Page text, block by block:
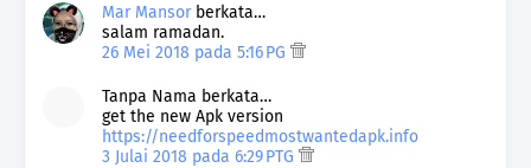
Mar Mansorberkata…
salam ramadan.
26 Mei 2018 pada 5:16 PG
Tanpa Nama berkata…
get the new Apk version
https://needforspeedmostwantedapk.info
3 Julai 2018 pada 6:29 PTG